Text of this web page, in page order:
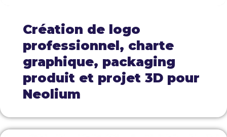
Création de logo
professionnel, charte
graphique, packaging
produit et projet 3D pour
Neolium